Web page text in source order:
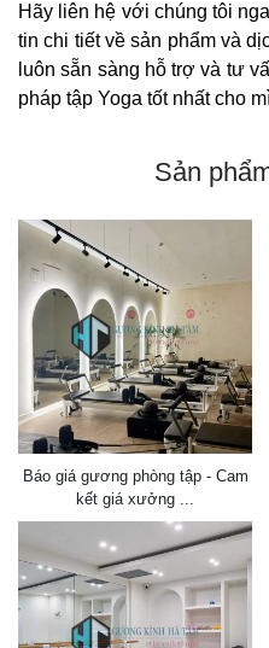
Hãy liên hệ với chúng tôi
tin chi tiết về sản phẩm và
luôn sẵn sàng hỗ trợ và tư
pháp tập Yoga tốt nhất cho
Sản
Báo giá gương phòng tập - Cam
kết giá xưởng ...